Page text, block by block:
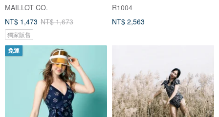
MAILLOT CO.
NT$ 1,473 NT$ 1,673
獨家販售
R1004
NT$ 2,563
免運